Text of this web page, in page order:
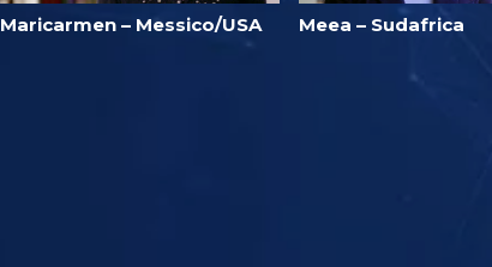
Maricarmen – Messico/USA Meea – Sudafrica